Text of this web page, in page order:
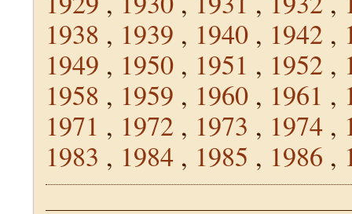
1938 , 1939 , 1940 , 1942 ,
1949 , 1950 , 1951 , 1952 ,
1958 , 1959 , 1960 , 1961 ,
1971 , 1972 , 1973 , 1974 ,
1983 , 1984 , 1985 , 1986 ,